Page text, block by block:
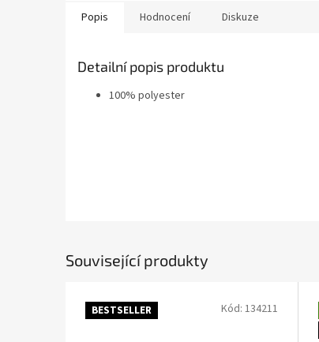
Popis Hodnocení Diskuze
Detailní popis produktu
100% polyester
Související produkty
BESTSELLER Kód: 134211